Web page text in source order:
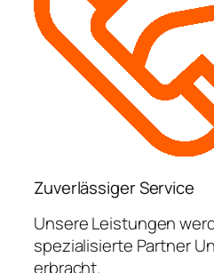
Zuverlässiger Service
Unsere Leistungen
spezialisierte Partner
erbracht.